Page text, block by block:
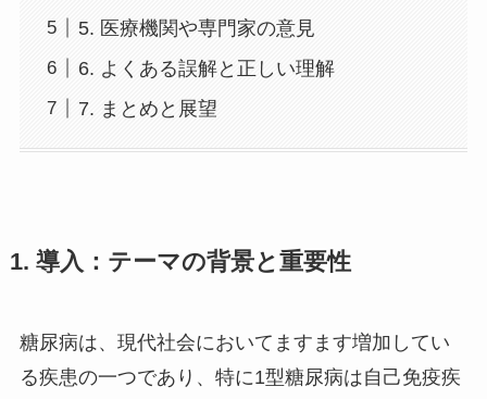
5. 医療機関や専門家の意見
6. よくある誤解と正しい理解
7. まとめと展望
1. 導入：テーマの背景と重要性
糖尿病は、現代社会においてますます増加してい
る疾患の一つであり、特に1型糖尿病は自己免疫疾